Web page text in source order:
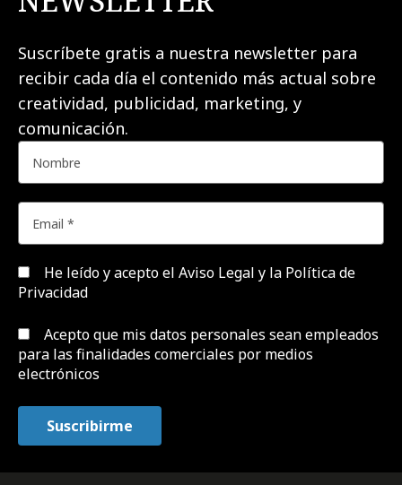
Suscríbete gratis a nuestra newsletter para
recibir cada día el contenido más actual sobre
creatividad, publicidad, marketing, y
comunicación.
He leído y acepto el Aviso Legal y la Política de
Privacidad
Acepto que mis datos personales sean empleados
para las finalidades comerciales por medios
electrónicos